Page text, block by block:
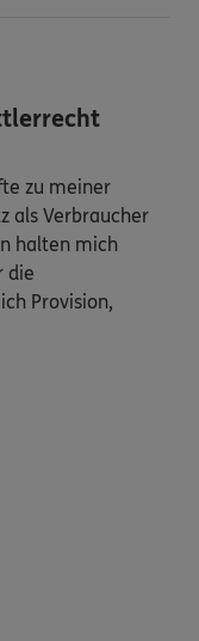
zu meiner
als Verbraucher
halten mich
die
Provision,